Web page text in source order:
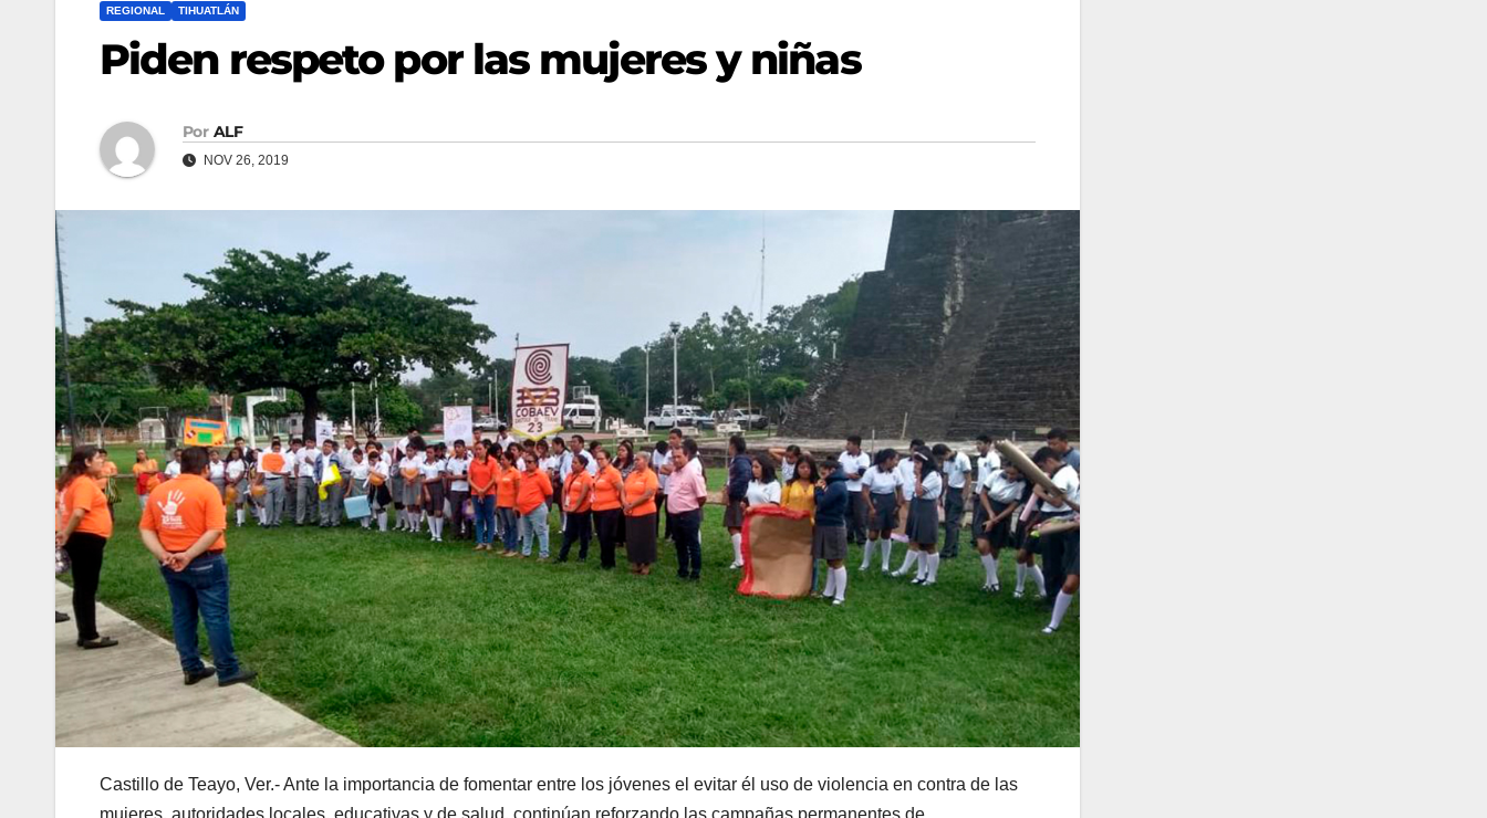
REGIONAL TIHUATLÁN
Piden respeto por las mujeres y niñas
Por ALF
NOV 26, 2019
Castillo de Teayo, Ver.- Ante la importancia de fomentar entre los jóvenes el evitar él uso de violencia en contra de las
mujeres, autoridades locales, educativas y de salud, continúan reforzando las campañas permanentes de